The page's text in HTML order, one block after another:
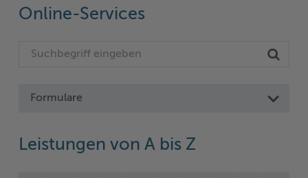
Online-Services
Formulare
Leistungen von A bis Z